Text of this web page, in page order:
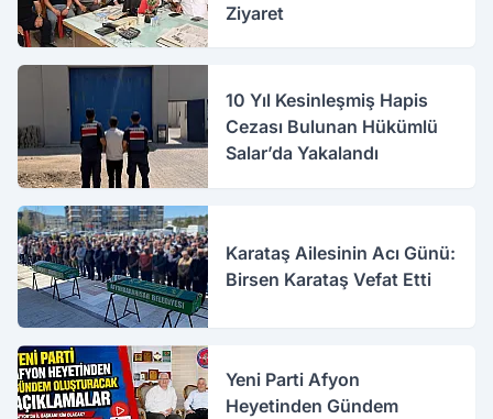
Ziyaret
10 Yıl Kesinleşmiş Hapis
Cezası Bulunan Hükümlü
Salar’da Yakalandı
Karataş Ailesinin Acı Günü:
Birsen Karataş Vefat Etti
Yeni Parti Afyon
Heyetinden Gündem